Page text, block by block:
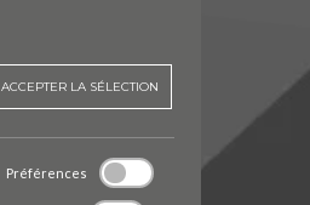
ACCEPTER LA SÉLECTION
Préférences